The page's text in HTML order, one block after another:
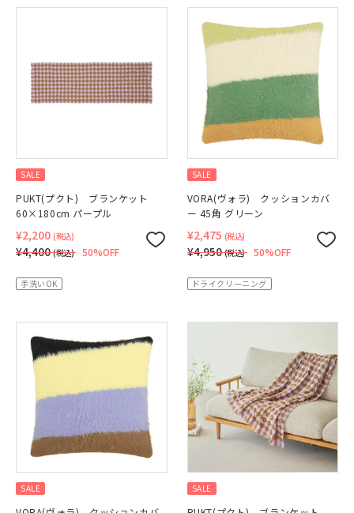
SALE
PUKT(プクト) ブランケット
60×180cm パープル
¥2,200 (税込)
¥4,400(税込) 50%OFF
手洗いOK
SALE
VORA(ヴォラ) クッションカバ
ー 45角 グリーン
¥2,475 (税込)
¥4,950(税込) 50%OFF
ドライクリーニング
SALE SALE